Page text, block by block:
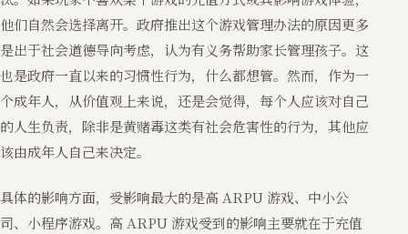
他们自然会选择离开。政府推出这个游戏管理办法的原因更多
是出于社会道德导向考虑，认为有义务帮助家长管理孩子。这
也是政府一直以来的习惯性行为，什么都想管。然而，作为一
个成年人，从价值观上来说，还是会觉得，每个人应该对自己
的人生负责，除非是黄赌毒这类有社会危害性的行为，其他应
该由成年人自己来决定。
具体的影响方面，受影响最大的是高 ARPU 游戏、中小公
司、小程序游戏。高 ARPU 游戏受到的影响主要就在于充值